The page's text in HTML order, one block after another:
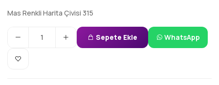
Mas Renkli Harita Çivisi 315
Sepete Ekle WhatsApp